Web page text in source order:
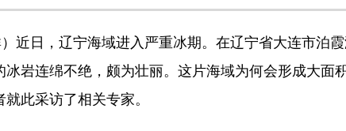
日，辽宁海域进入严重冰期。在辽宁省大连市泊
岩连绵不绝，颇为壮丽。这片海域为何会形成大面
此采访了相关专家。